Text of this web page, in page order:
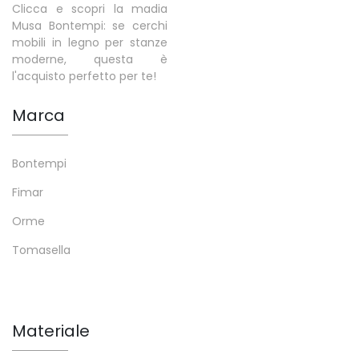
Clicca e scopri la madia
Musa Bontempi: se cerchi
mobili in legno per stanze
moderne, questa è
l'acquisto perfetto per te!
Marca
Bontempi
Fimar
Orme
Tomasella
Materiale